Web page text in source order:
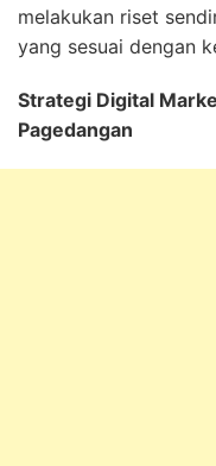
melakukan riset
yang sesuai dengan
Strategi Digital
Pagedangan